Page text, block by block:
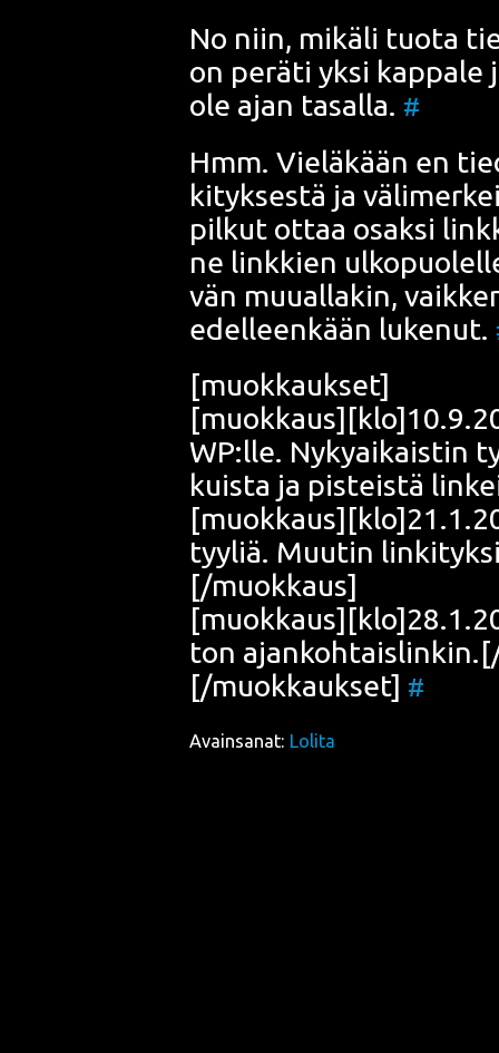
No niin, mikä­li tuo­ta
on perä­ti yksi kap­pa­le
ole ajan tasal­la. #
Hmm. Vie­lä­kään en
ki­tyk­ses­tä ja
pil­kut ottaa osak­si
ne link­kien
vän muu­al­la­kin,
edel­leen­kään luke­nut.
[muok­kauk­set]
WP:lle. Nyky­ai­kais­tin
kuis­ta ja pis­teis­tä
tyy­liä. Muu­tin
[/muokkaus]
ton
[/muokkaukset] #
Avainsanat: Lolita